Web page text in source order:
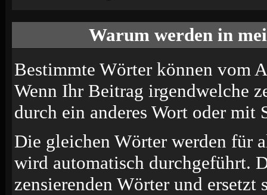
Warum werden in
Bestimmte Wörter können vom
Wenn Ihr Beitrag irgendwelche
durch ein anderes Wort oder mit
Die gleichen Wörter werden für
wird automatisch durchgeführt.
zensierenden Wörter und ersetzt